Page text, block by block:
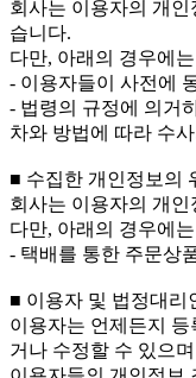
회사는 이용자의 개
습니다.
다만, 아래의 경우에
- 이용자들이 사전에
- 법령의 규정에 의거
차와 방법에 따라 수
■ 수집한 개인정보의
회사는 이용자의 개
다만, 아래의 경우에
- 택배를 통한 주문상
■ 이용자 및 법정대리
이용자는 언제든지
거나 수정할 수 있으